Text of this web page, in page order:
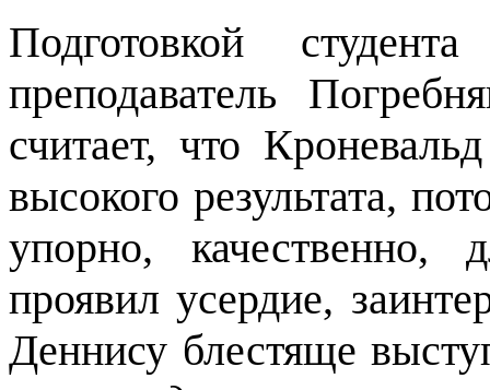
Подготовкой
преподаватель
считает, что
высокого результата,
упорно, качественно,
проявил усердие,
Деннису блестяще